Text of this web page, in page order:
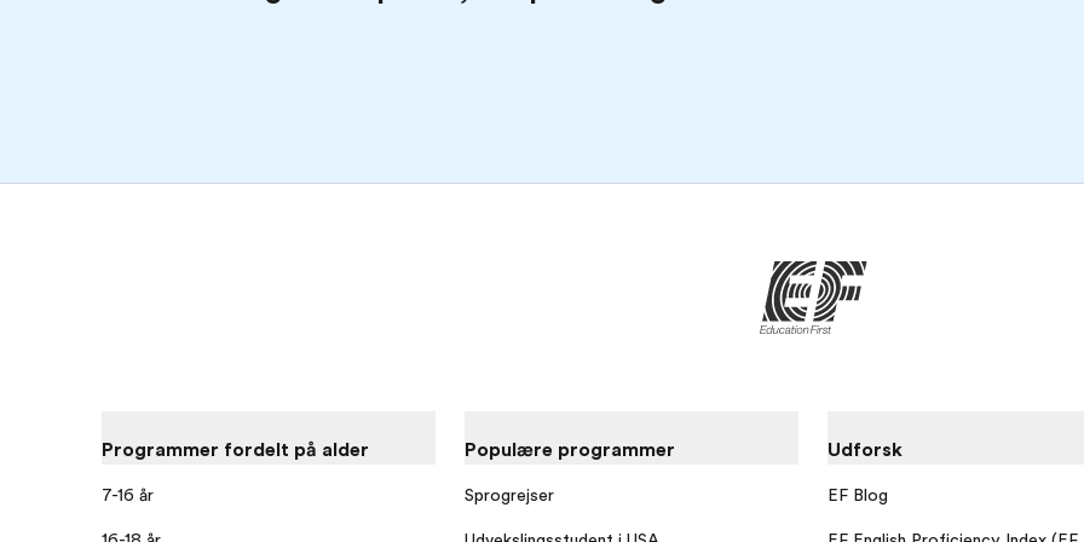
Programmer fordelt på alder
7-16 år
Populære programmer
Sprogrejser
Udforsk
EF Blog